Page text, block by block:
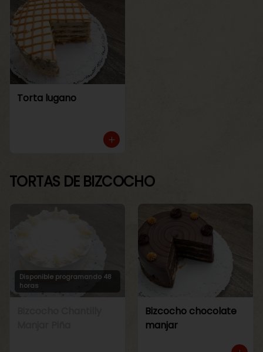
Torta lugano
TORTAS DE BIZCOCHO
Disponible programando 48
horas
Bizcocho chocolate
manjar